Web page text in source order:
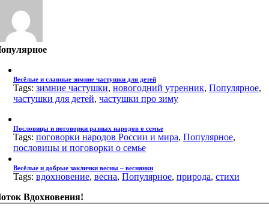
Весёлые и славные зимние частушки для детей
Tags: зимние частушки, новогодний утренник, Популярное,
частушки для детей, частушки про зиму
Пословицы и поговорки разных народов о семье
Tags: поговорки народов России и мира, Популярное,
пословицы и поговорки о семье
Весёлые и добрые заклички весны – веснянки
Tags: вдохновение, весна, Популярное, природа, стихи
Вдохновения!